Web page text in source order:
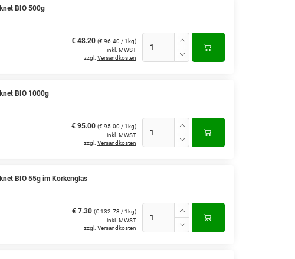
BIO 500g
€ 48.20 (€ 96.40 / 1kg)
inkl. MWST
zzgl. Versandkosten
BIO 1000g
€ 95.00 (€ 95.00 / 1kg)
inkl. MWST
zzgl. Versandkosten
BIO 55g im Korkenglas
€ 7.30 (€ 132.73 / 1kg)
inkl. MWST
zzgl. Versandkosten